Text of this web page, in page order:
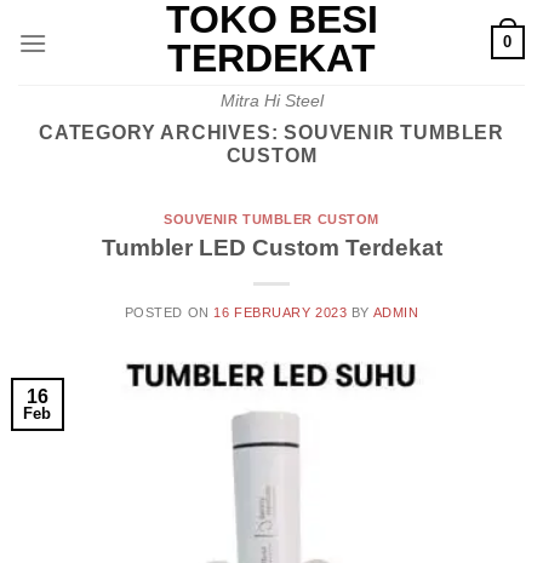
TOKO BESI
TERDEKAT
Mitra Hi Steel
0
CATEGORY ARCHIVES:SOUVENIR TUMBLER
CUSTOM
SOUVENIR TUMBLER CUSTOM
Tumbler LED Custom Terdekat
POSTED ON 16 FEBRUARY 2023 BY ADMIN
16
Feb